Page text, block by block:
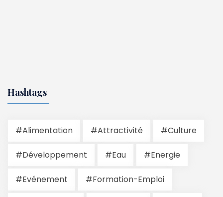
Hashtags
#Alimentation #Attractivité #Culture
#Développement #Eau #Energie
#Evénement #Formation-Emploi